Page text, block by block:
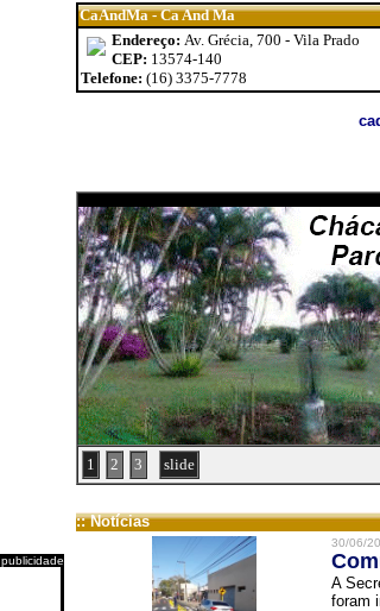
publicidade
CaAndMa - Ca And Ma
Endereço: Av. Grécia, 700 - Vila Prado
CEP: 13574-140
Telefone: (16) 3375-7778
1 2 3 slide
:: Notícias
30/06/
A
foram